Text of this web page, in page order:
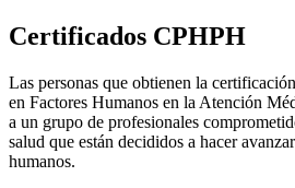
Certificados CPHPH
Las personas que obtienen la
en Factores Humanos en la Atención
a un grupo de profesionales
salud que están decididos a hacer
humanos.